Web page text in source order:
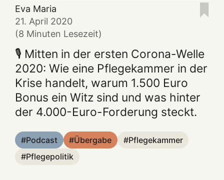
Eva Maria
21. April 2020
(8 Minuten Lesezeit)
🎙️ Mitten in der ersten Corona-Welle
2020: Wie eine Pflegekammer in der
Krise handelt, warum 1.500 Euro
Bonus ein Witz sind und was hinter
der 4.000-Euro-Forderung steckt.
Podcast Übergabe
Pflegekammer
Pflegepolitik